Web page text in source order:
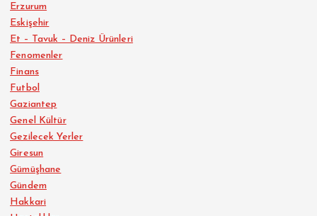
Erzurum
Eskişehir
Et – Tavuk – Deniz Ürünleri
Fenomenler
Finans
Futbol
Gaziantep
Genel Kültür
Gezilecek Yerler
Giresun
Gümüşhane
Gündem
Hakkari